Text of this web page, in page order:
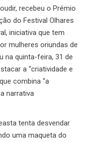
recebeu o Prémio
do Festival Olhares
iniciativa que tem
mulheres oriundas de
na quinta-feira, 31 de
a “criatividade e
combina “a
narrativa
tenta desvendar
uma maqueta do